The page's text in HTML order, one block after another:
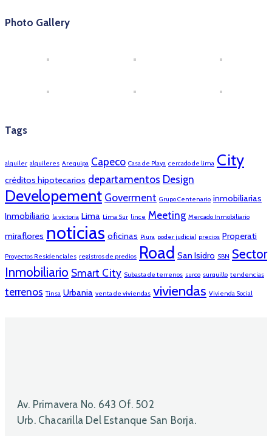
Photo Gallery
Tags
alquiler alquileres Arequipa Capeco Casa de Playa cercado de lima City
créditos hipotecarios departamentos Design
Developement Goverment Grupo Centenario inmobiliarias
Inmobiliario la victoria Lima Lima Sur lince Meeting Mercado Inmobiliario
miraflores noticias oficinas Piura poder judicial precios Properati
Proyectos Residenciales registros de predios Road San Isidro SBN Sector
Inmobiliario Smart City Subasta de terrenos surco surquillo tendencias
terrenos Tinsa Urbania venta de viviendas viviendas Vivienda Social
Av. Primavera No. 643 Of. 502
Urb. Chacarilla Del Estanque San Borja.